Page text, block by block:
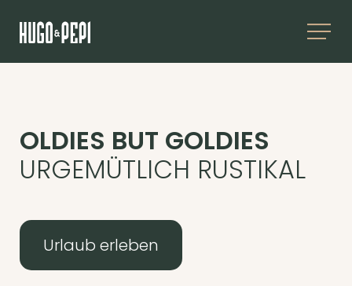
OLDIES BUT GOLDIES
URGEMÜTLICH RUSTIKAL
Urlaub erleben